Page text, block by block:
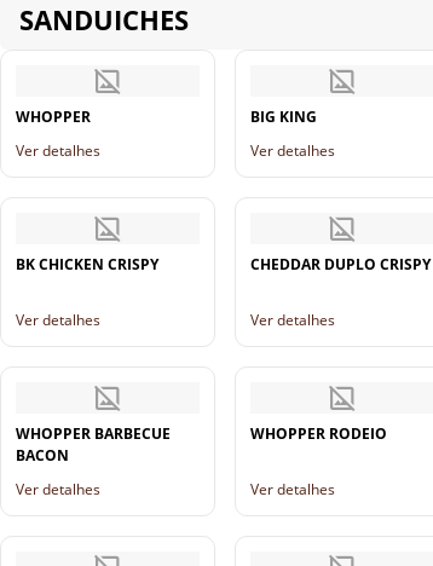
SANDUICHES
WHOPPER
Ver detalhes
BIG KING
Ver detalhes
BK CHICKEN CRISPY
Ver detalhes
CHEDDAR DUPLO CRISPY
Ver detalhes
WHOPPER BARBECUE
BACON
Ver detalhes
WHOPPER RODEIO
Ver detalhes